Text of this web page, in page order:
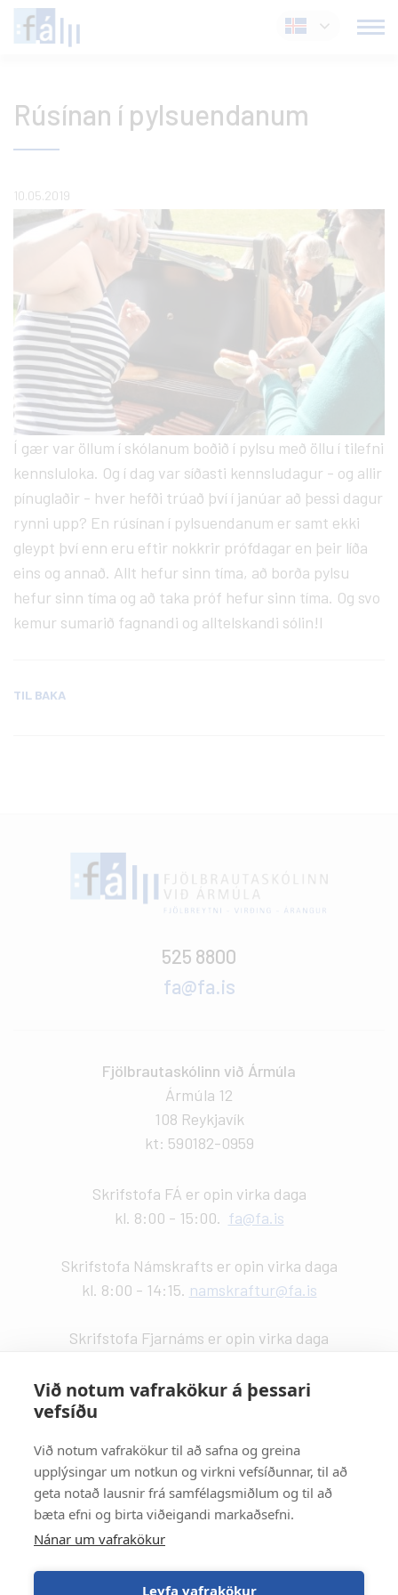
Við notum vafrakökur á þessari
vefsíðu
Við notum vafrakökur til að safna og greina
upplýsingar um notkun og virkni vefsíðunnar, til að
geta notað lausnir frá samfélagsmiðlum og til að
bæta efni og birta viðeigandi markaðsefni.
Nánar um vafrakökur
Leyfa vafrakökur
Fara
í
Íslenska
Rúsínan í pylsuendanum
10.05.2019
Í gær var öllum í skólanum boðið í pylsu með öllu í tilefni
kennsluloka. Og í dag var síðasti kennsludagur - og allir
pínuglaðir - hver hefði trúað því í janúar að þessi dagur
rynni upp? En rúsínan í pylsuendanum er samt ekki
gleypt því enn eru eftir nokkrir prófdagar en þeir líða
eins og annað. Allt hefur sinn tíma, að borða pylsu
hefur sinn tíma og að taka próf hefur sinn tíma. Og svo
kemur sumarið fagnandi og alltelskandi sólin!l
TIL BAKA
525 8800
fa@fa.is
Fjölbrautaskólinn við Ármúla
Ármúla 12
108 Reykjavík
kt: 590182-0959
Skrifstofa FÁ er opin virka daga
kl. 8:00 - 15:00. fa@fa.is
Skrifstofa Námskrafts er opin virka daga
kl. 8:00 - 14:15. namskraftur@fa.is
Skrifstofa Fjarnáms er opin virka daga
Strætisvagnar:
Númer 11 stansar við Háaleitisbraut.
Númer 2, 5, 15 og 17 stansa við Suðurlandsbraut.